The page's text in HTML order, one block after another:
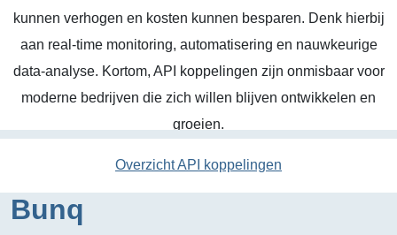
kunnen verhogen en kosten kunnen besparen. Denk hierbij
aan real-time monitoring, automatisering en nauwkeurige
data-analyse. Kortom, API koppelingen zijn onmisbaar voor
moderne bedrijven die zich willen blijven ontwikkelen en
groeien.
Overzicht API koppelingen
Bunq